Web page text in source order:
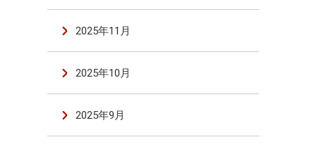
2025年11月
2025年10月
2025年9月